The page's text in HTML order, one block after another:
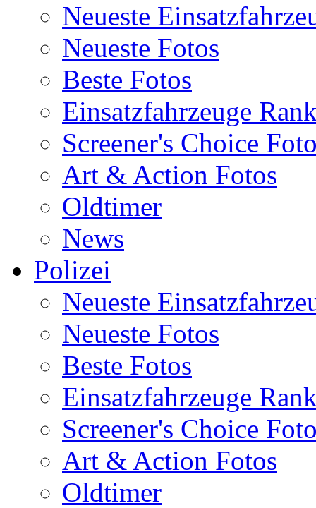
Neueste
Neueste Fotos
Beste Fotos
Einsatzfahrzeuge
Screener's Choice
Art & Action Fotos
Oldtimer
News
Polizei
Neueste
Neueste Fotos
Beste Fotos
Einsatzfahrzeuge
Screener's Choice
Art & Action Fotos
Oldtimer